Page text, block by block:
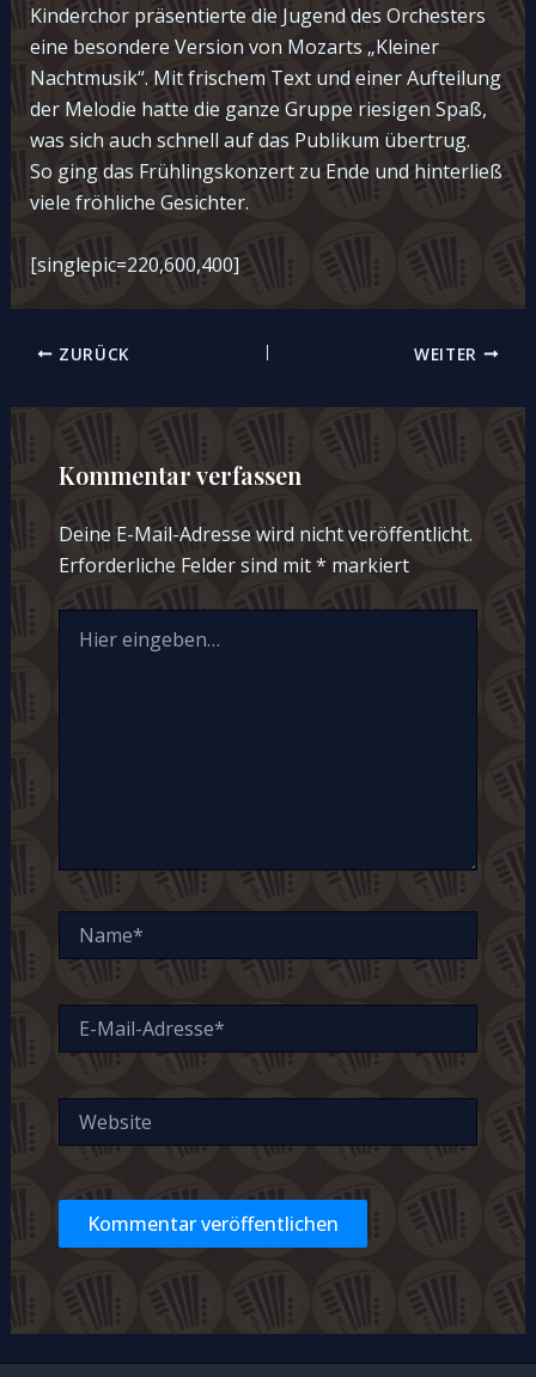
Kinderchor präsentierte die Jugend des Orchesters
eine besondere Version von Mozarts „Kleiner
Nachtmusik“. Mit frischem Text und einer Aufteilung
der Melodie hatte die ganze Gruppe riesigen Spaß,
was sich auch schnell auf das Publikum übertrug.
So ging das Frühlingskonzert zu Ende und hinterließ
viele fröhliche Gesichter.
[singlepic=220,600,400]
Beitragsnavigation
ZURÜCK WEITER
Kommentar verfassen
Deine E-Mail-Adresse wird nicht veröffentlicht.
Erforderliche Felder sind mit* markiert
eingeben…
Mail-